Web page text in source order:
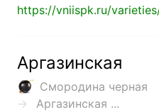
https://vniispk.ru/
Аргазинская
Смородина черная
Аргазинская ...